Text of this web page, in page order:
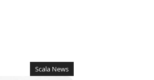
Scala News